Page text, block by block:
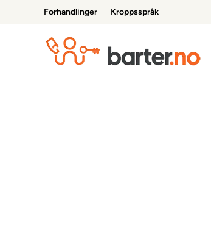
Forhandlinger Kroppsspråk